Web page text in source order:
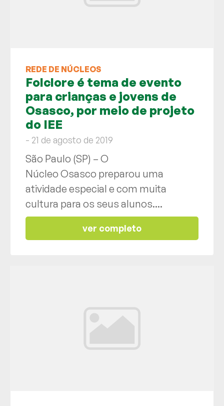
REDE DE NÚCLEOS
Folclore é tema de evento
para crianças e jovens de
Osasco, por meio de projeto
do IEE
- 21 de agosto de 2019
São Paulo (SP) – O
Núcleo Osasco preparou uma
atividade especial e com muita
cultura para os seus alunos....
ver completo